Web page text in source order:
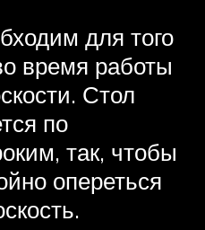
для того
время работы
Стол
по
так, чтобы
опереться